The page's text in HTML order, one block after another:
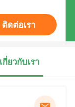
ติดต่อเรา
เกี่ยวกับเรา